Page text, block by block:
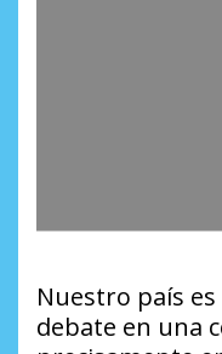
Nuestro país
debate en una